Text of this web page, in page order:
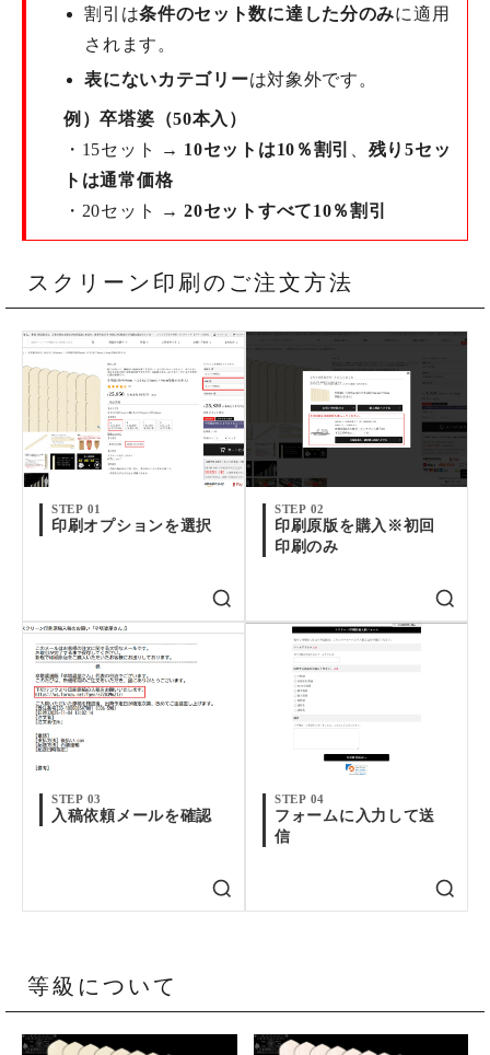
割引は条件のセット数に達した分のみに適用
されます。
表にないカテゴリーは対象外です。
例）卒塔婆（50本入）
・15セット → 10セットは10％割引 、 残り5セッ
トは通常価格
・20セット →20セットすべて10％割引
スクリーン印刷のご注文方法
STEP 01
印刷オプションを選択
STEP 02
印刷原版を購入※初回
印刷のみ
STEP 03
入稿依頼メールを確認
STEP 04
フォームに入力して送
信
等級について